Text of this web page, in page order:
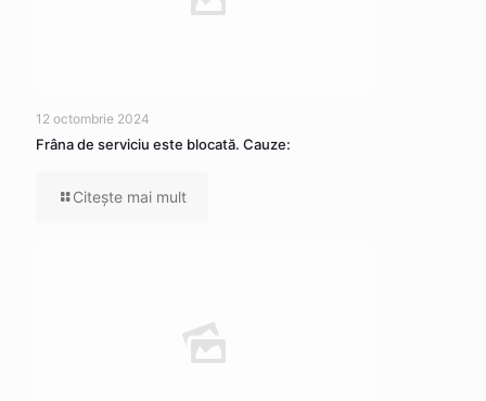
12 octombrie 2024
Frâna de serviciu este blocată. Cauze:
Citeşte mai mult